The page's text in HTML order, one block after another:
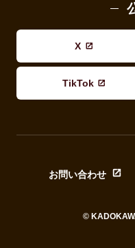
X
TikTok
お問い合わせ
©